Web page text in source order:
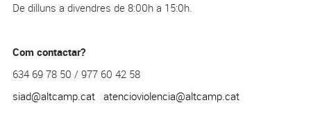
De dilluns a divendres de 8:00h a 15:0h.
Com contactar?
634 69 78 50 / 977 60 42 58
siad@altcamp.cat
atencioviolencia@altcamp.cat